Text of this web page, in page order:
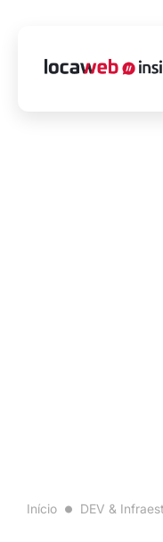
Início DEV &